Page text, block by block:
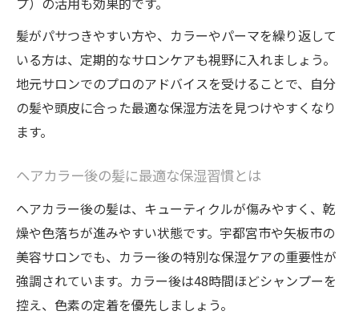
自然派の髪保湿ケアで潤い美髪を手に入れる
自然派トリートメントで髪の保湿感を実感
髪と頭皮に優しい自然派保湿ケアのすすめ
髪の潤いを守るナチュラルなケア術とは
乾燥が気になる髪へのおすすめケア方法
乾燥髪に効果的な保湿トリートメント習慣
髪のパサつきを防ぐ保湿ケアの実践方法
ヘアカラー後におすすめの乾燥対策ケア術
髪がパサつきやすい方や、カラーやパーマを繰り返して
いる方は、定期的なサロンケアも視野に入れましょう。
地元サロンでのプロのアドバイスを受けることで、自分
の髪や頭皮に合った最適な保湿方法を見つけやすくなり
ます。
ヘアカラー後の髪に最適な保湿習慣とは
ヘアカラー後の髪は、キューティクルが傷みやすく、乾
燥や色落ちが進みやすい状態です。宇都宮市や矢板市の
美容サロンでも、カラー後の特別な保湿ケアの重要性が
強調されています。カラー後は48時間ほどシャンプーを
控え、色素の定着を優先しましょう。